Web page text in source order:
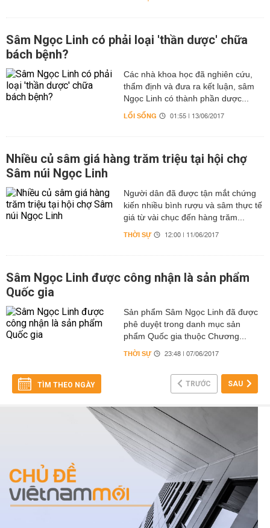
Sâm Ngọc Linh có phải loại 'thần dược' chữa
bách bệnh?
Các nhà khoa học đã nghiên cứu,
thẩm định và đưa ra kết luận, sâm
Ngọc Linh có thành phần dược...
LỐI SỐNG 01:55 | 13/06/2017
Nhiều củ sâm giá hàng trăm triệu tại hội chợ
Sâm núi Ngọc Linh
Người dân đã được tận mắt chứng
kiến nhiều bình rượu và sâm thực tế
giá từ vài chục đến hàng trăm...
THỜI SỰ 12:00 | 11/06/2017
Sâm Ngọc Linh được công nhận là sản phẩm
Quốc gia
Sản phẩm Sâm Ngọc Linh đã được
phê duyệt trong danh mục sản
phẩm Quốc gia thuộc Chương...
THỜI SỰ 23:48 | 07/06/2017
TÌM THEO NGÀY TRƯỚC SAU